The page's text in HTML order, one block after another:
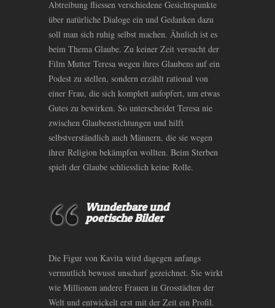
Abtreibung fliessen verschiedene Gesichtspunkte
über natürliche Dialoge ein und Gedanken dazu
soll man sich ruhig selbst machen. Ähnlich ist es
beim Thema Glaube. Zu keiner Zeit versucht der
Film Mutter Teresa wegen ihres Glaubens auf ein
Podest zu stellen, sondern erzählt rational von
einer Frau, die sich komplett aufopfert, um etwas
Gutes zu bewirken. So unterscheidet Teresa nie
zwischen Glaubensrichtungen und hilft
selbstverständlich auch Männern, die sie wegen
ihrer Religion bekämpfen wollten. Beim Sterben
spielt der Glaube schliesslich keine Rolle.
Wunderbare und
poetische Bilder
Die Figur von Kavita wird dagegen anfangs
vermutlich bewusst unscharf gezeichnet. Sie wirkt
wie Millionen andere Frauen in Grosstädten der
Welt und entwickelt erst mit der Zeit ein Profil.